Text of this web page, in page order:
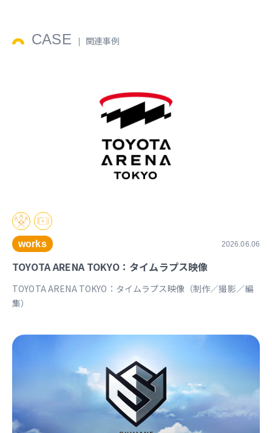
CASE 関連事例
works 2026.06.06
TOYOTA ARENA TOKYO：タイムラプス映像
TOYOTA ARENA TOKYO：タイムラプス映像（制作／撮影／編
集）